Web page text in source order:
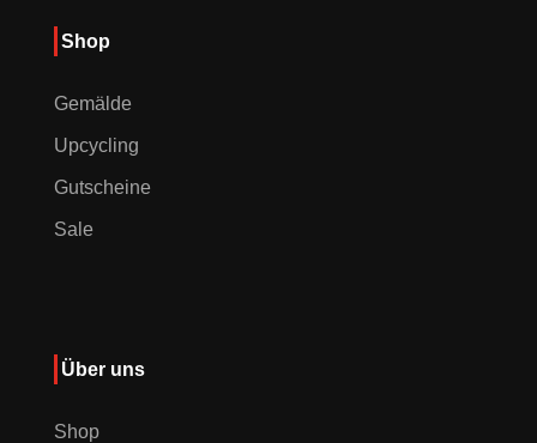
Shop
Gemälde
Upcycling
Gutscheine
Sale
Über uns
Shop